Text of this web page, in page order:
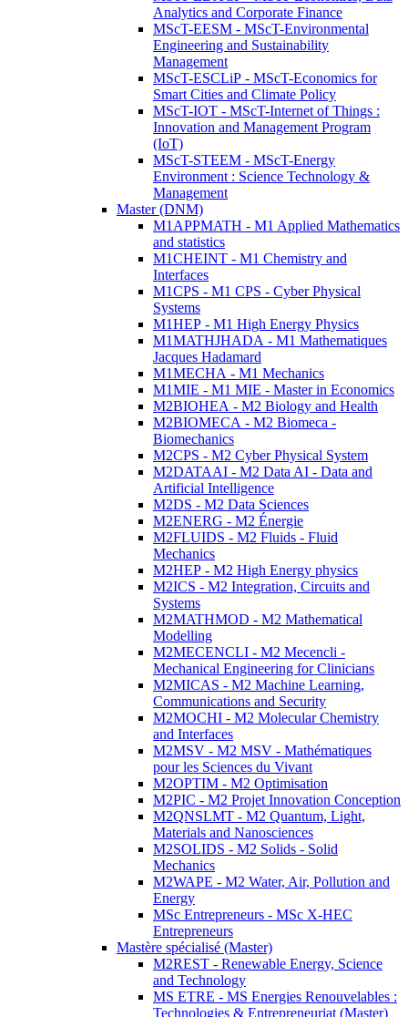
Analytics and Corporate Finance
MScT-EESM - MScT-Environmental
Engineering and Sustainability
Management
MScT-ESCLiP - MScT-Economics for
Smart Cities and Climate Policy
MScT-IOT - MScT-Internet of Things :
Innovation and Management Program
(IoT)
MScT-STEEM - MScT-Energy
Environment : Science Technology &
Management
Master (DNM)
M1APPMATH - M1 Applied Mathematics
and statistics
M1CHEINT - M1 Chemistry and
Interfaces
M1CPS - M1 CPS - Cyber Physical
Systems
M1HEP - M1 High Energy Physics
M1MATHJHADA - M1 Mathematiques
Jacques Hadamard
M1MECHA - M1 Mechanics
M1MIE - M1 MIE - Master in Economics
M2BIOHEA - M2 Biology and Health
M2BIOMECA - M2 Biomeca -
Biomechanics
M2CPS - M2 Cyber Physical System
M2DATAAI - M2 Data AI - Data and
Artificial Intelligence
M2DS - M2 Data Sciences
M2ENERG - M2 Énergie
M2FLUIDS - M2 Fluids - Fluid
Mechanics
M2HEP - M2 High Energy physics
M2ICS - M2 Integration, Circuits and
Systems
M2MATHMOD - M2 Mathematical
Modelling
M2MECENCLI - M2 Mecencli -
Mechanical Engineering for Clinicians
M2MICAS - M2 Machine Learning,
Communications and Security
M2MOCHI - M2 Molecular Chemistry
and Interfaces
M2MSV - M2 MSV - Mathématiques
pour les Sciences du Vivant
M2OPTIM - M2 Optimisation
M2PIC - M2 Projet Innovation Conception
M2QNSLMT - M2 Quantum, Light,
Materials and Nanosciences
M2SOLIDS - M2 Solids - Solid
Mechanics
M2WAPE - M2 Water, Air, Pollution and
Energy
MSc Entrepreneurs - MSc X-HEC
Entrepreneurs
Mastère spécialisé (Master)
M2REST - Renewable Energy, Science
and Technology
MS ETRE - MS Energies Renouvelables :
Technologies & Entrepreneuriat (Master)